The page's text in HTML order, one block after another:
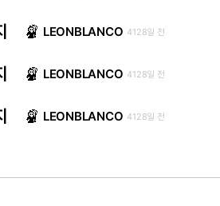
LEONBLANCO 4128일 전
LEONBLANCO 4128일 전
LEONBLANCO 4128일 전